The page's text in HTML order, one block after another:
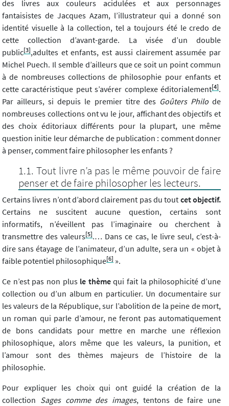
des livres aux couleurs acidulées et aux personnages
fantaisistes de Jacques Azam, l’illustrateur qui a donné son
identité visuelle à la collection, tel a toujours été le credo de
cette collection d’avant-garde. La visée d’un double
public[3],adultes et enfants, est aussi clairement assumée par
Michel Puech. Il semble d’ailleurs que ce soit un point commun
à de nombreuses collections de philosophie pour enfants et
cette caractéristique peut s’avérer complexe éditorialement[4].
Par ailleurs, si depuis le premier titre des Goûters Philode
nombreuses collections ont vu le jour, affichant des objectifs et
des choix éditoriaux différents pour la plupart, une même
question initie leur démarche de publication : comment donner
à penser, comment faire philosopher les enfants ?
Tout livre n’a pas le même pouvoir de faire
penser et de faire philosopher les lecteurs.
Certains livres n’ont d’abord clairement pas du tout cet objectif.
Certains ne suscitent aucune question, certains sont
informatifs, n’éveillent pas l’imaginaire ou cherchent à
transmettre des valeurs[5].… Dans ce cas, le livre seul, c’est-à-
dire sans étayage de l’animateur, d’un adulte, sera un « objet à
faible potentiel philosophique[6] ».
Ce n’est pas non plus le thèmequi fait la philosophicité d’une
collection ou d’un album en particulier. Un documentaire sur
les valeurs de la République, sur l’abolition de la peine de mort,
un roman qui parle d’amour, ne feront pas automatiquement
de bons candidats pour mettre en marche une réflexion
philosophique, alors même que les valeurs, la punition, et
l’amour sont des thèmes majeurs de l’histoire de la
philosophie.
Pour expliquer les choix qui ont guidé la création de la
collection Sages comme des images, tentons de faire une